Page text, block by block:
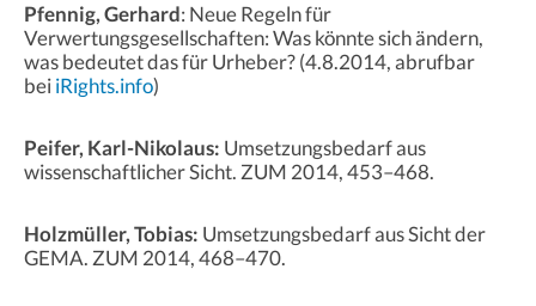
Pfennig, Gerhard: Neue Regeln für
Verwertungsgesellschaften: Was könnte sich ändern,
was bedeutet das für Urheber? (4.8.2014, abrufbar
beiiRights.info)
Peifer, Karl-Nikolaus: Umsetzungsbedarf aus
wissenschaftlicher Sicht. ZUM 2014, 453–468.
Holzmüller, Tobias: Umsetzungsbedarf aus Sicht der
GEMA. ZUM 2014, 468–470.